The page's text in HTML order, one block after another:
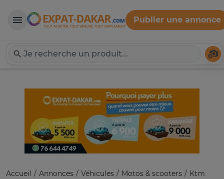
Expat-Dakar
Publier une annonce
Accueil Annonces Véhicules Motos & scooters
Ktm